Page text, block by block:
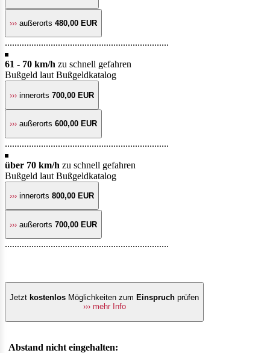
››› außerorts 480,00 EUR
....................................................................
61 - 70 km/h zu schnell gefahren
Bußgeld laut Bußgeldkatalog
››› innerorts 700,00 EUR
››› außerorts 600,00 EUR
....................................................................
über 70 km/h zu schnell gefahren
Bußgeld laut Bußgeldkatalog
››› innerorts 800,00 EUR
››› außerorts 700,00 EUR
....................................................................
Jetzt kostenlos Möglichkeiten zum Einspruch prüfen
››› mehr Info
Abstand nicht eingehalten: